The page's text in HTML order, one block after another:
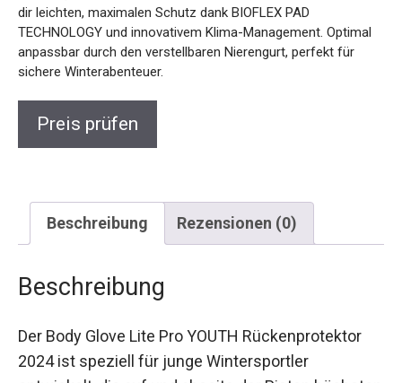
TECHNOLOGY und innovativem Klima-Management.
Optimal anpassbar durch den verstellbaren Nierengurt,
perfekt für sichere Winterabenteuer.
Preis prüfen
Beschreibung Rezensionen (0)
2024 ist speziell für junge Wintersportler
entwickelt, die auf und abseits der Pisten